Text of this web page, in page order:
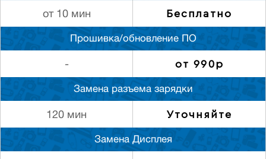
от 10 мин Бесплатно
Прошивка/обновление ПО
- от 990р
Замена разъема зарядки
120 мин Уточняйте
Замена Дисплея